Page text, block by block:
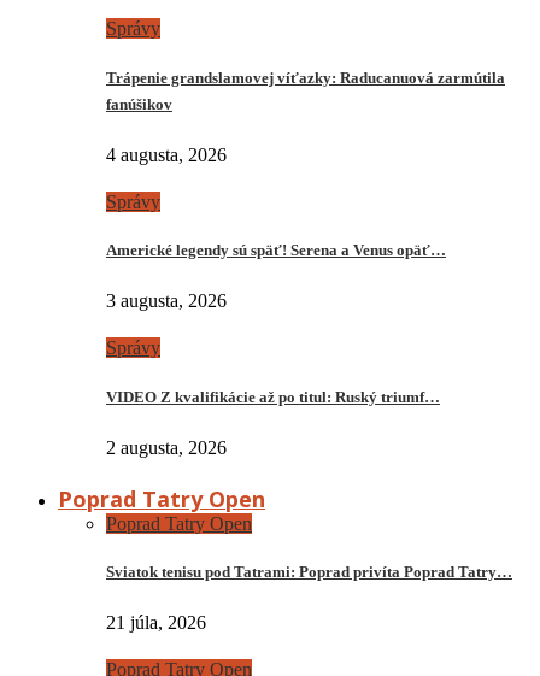
Správy
Trápenie grandslamovej víťazky: Raducanuová zarmútila
fanúšikov
4 augusta, 2026
Správy
Americké legendy sú späť! Serena a Venus opäť…
3 augusta, 2026
Správy
VIDEO Z kvalifikácie až po titul: Ruský triumf…
2 augusta, 2026
Poprad Tatry Open
Poprad Tatry Open
Sviatok tenisu pod Tatrami: Poprad privíta Poprad Tatry…
21 júla, 2026
Poprad Tatry Open